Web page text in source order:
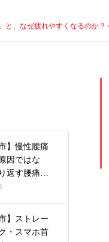
と、なぜ疲れやすくなるのか
】慢性腰痛
因ではな
返す腰痛を
改善す…
】ストレー
・スマホ首